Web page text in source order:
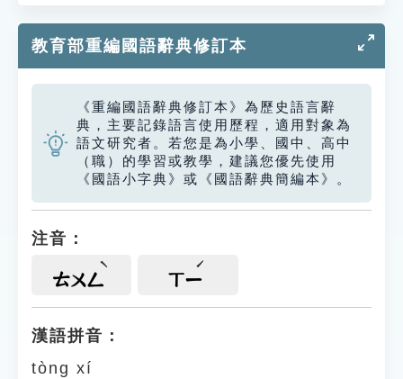
教育部重編國語辭典修訂本
《重編國語辭典修訂本》為歷史語言辭
典，主要記錄語言使用歷程，適用對象為
語文研究者。若您是為小學、國中、高中
（職）的學習或教學，建議您優先使用
《國語小字典》或《國語辭典簡編本》。
注音：
ㄊㄨㄥ ㄒㄧ
漢語拼音：
tòng xí